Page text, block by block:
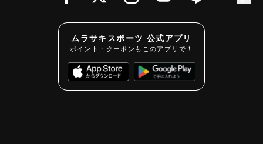
ムラサキスポーツ 公式アプリ
ポイント・クーポンもこのアプリで！